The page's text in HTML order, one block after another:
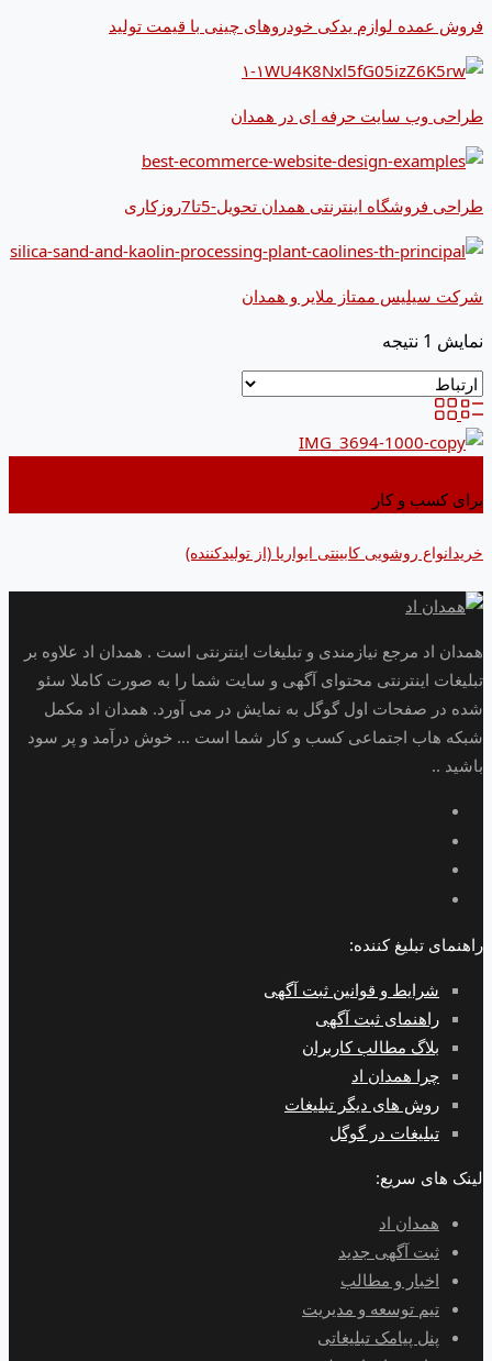
فروش عمده لوازم یدکی خودروهای چینی با قیمت تولید
طراحی وب سایت حرفه ای در همدان
طراحی فروشگاه اینترنتی همدان تحویل-5تا7روزکاری
شرکت سیلیس ممتاز ملایر و همدان
نمایش 1 نتیجه
برای کسب و کار
خریدانواع روشویی کابینتی ایواریا (از تولیدکننده)
همدان اد مرجع نیازمندی و تبلیغات اینترنتی است . همدان اد علاوه بر
تبلیغات اینترنتی محتوای آگهی و سایت شما را به صورت کاملا سئو
شده در صفحات اول گوگل به نمایش در می آورد. همدان اد مکمل
شبکه هاب اجتماعی کسب و کار شما است ... خوش درآمد و پر سود
باشید ..
راهنمای تبلیغ کننده:
شرایط و قوانین ثبت آگهی
راهنمای ثبت آگهی
بلاگ مطالب کاربران
چرا همدان اد
روش های دیگر تبلیغات
تبلیغات در گوگل
لینک های سریع:
همدان اد
ثبت آگهی جدید
اخبار و مطالب
تیم توسعه و مدیریت
پنل پیامک تبلیغاتی